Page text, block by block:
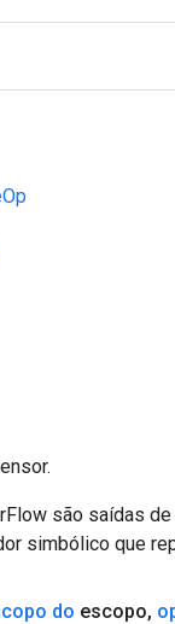
são saídas
simbólico que
do escopo,